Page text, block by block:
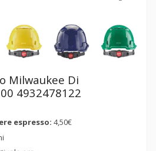
Milwaukee Di
4932478122
espresso: 4,50€